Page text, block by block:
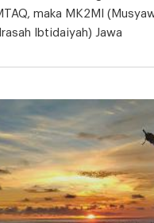
maka MK2MI
Ibtidaiyah) Jawa